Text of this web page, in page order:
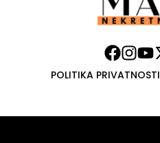
POLITIKA PRIVATNOSTI